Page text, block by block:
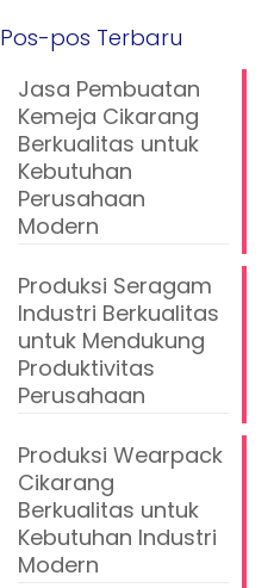
Pos-pos Terbaru
Jasa Pembuatan
Kemeja Cikarang
Berkualitas untuk
Kebutuhan
Perusahaan
Modern
Produksi Seragam
Industri Berkualitas
untuk Mendukung
Produktivitas
Perusahaan
Produksi Wearpack
Cikarang
Berkualitas untuk
Kebutuhan Industri
Modern